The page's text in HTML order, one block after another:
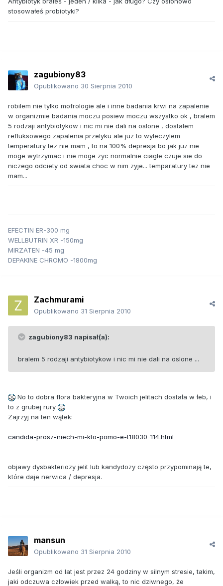
stosowałeś probiotyki?
zagubiony83
Opublikowano 30 Sierpnia 2010
robilem nie tylko mofrologie ale i inne badania krwi na zapalenie
w organizmie badania moczu posiew moczu wszystko ok , bralem
5 rodzaji antybiotykow i nic mi nie dali na oslone , dostalem
refluksowego zapalenia przelyku ale juz to wyleczylem
temperatury tez nie mam , to na 100% depresja bo jak juz nie
moge wytrzymac i nie moge zyc normalnie ciagle czuje sie do
niczego odciety od swiata choc w nim zyje... temparatury tez nie
mam...
EFECTIN ER-300 mg
WELLBUTRIN XR -150mg
MIRZATEN -45 mg
DEPAKINE CHROMO -1800mg
Zachmurami
Opublikowano 31 Sierpnia 2010
zagubiony83 napisał(a):
bralem 5 rodzaji antybiotykow i nic mi nie dali na oslone ...
No to dobra flora bakteryjna w Twoich jelitach dostała w łeb, i
to z grubej rury
Zajrzyj na ten wątek:
candida-prosz-niech-mi-kto-pomo-e-t18030-114.html
objawy dysbakteriozy jelit lub kandydozy często przypominają te,
które daje nerwica / depresja.
mansun
Opublikowano 31 Sierpnia 2010
Jeśli organizm od lat jest przez 24 godziny w silnym stresie, takim,
jaki odczuwa człowiek przed walką, to nic dziwnego, że